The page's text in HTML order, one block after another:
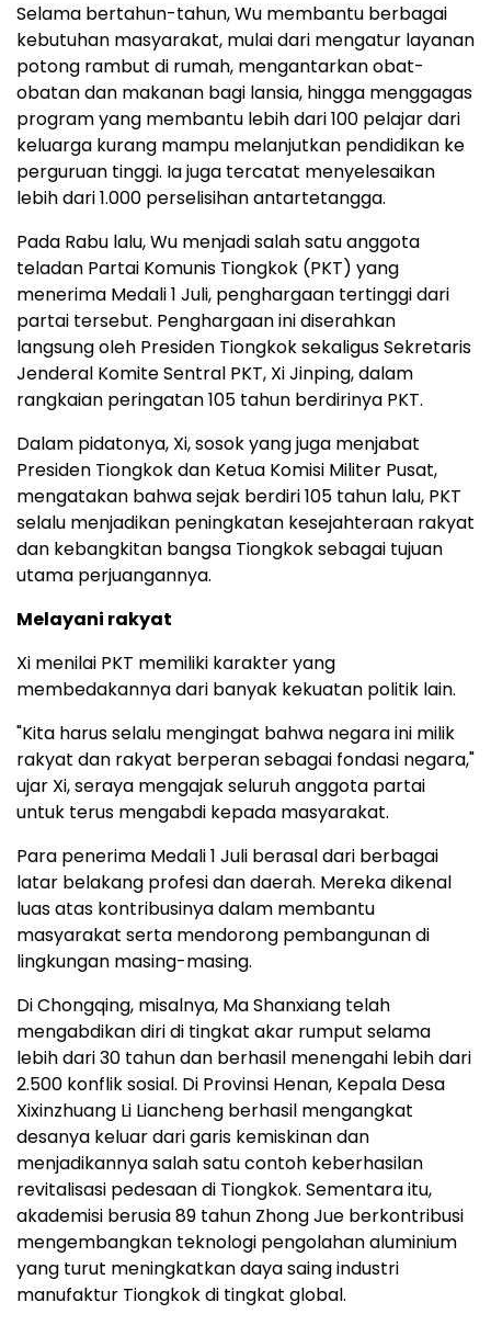
Selama bertahun-tahun, Wu membantu berbagai
kebutuhan masyarakat, mulai dari mengatur layanan
potong rambut di rumah, mengantarkan obat-
obatan dan makanan bagi lansia, hingga menggagas
program yang membantu lebih dari 100 pelajar dari
keluarga kurang mampu melanjutkan pendidikan ke
perguruan tinggi. Ia juga tercatat menyelesaikan
lebih dari 1.000 perselisihan antartetangga.
Pada Rabu lalu, Wu menjadi salah satu anggota
teladan Partai Komunis Tiongkok (PKT) yang
menerima Medali 1 Juli, penghargaan tertinggi dari
partai tersebut. Penghargaan ini diserahkan
langsung oleh Presiden Tiongkok sekaligus Sekretaris
Jenderal Komite Sentral PKT, Xi Jinping, dalam
rangkaian peringatan 105 tahun berdirinya PKT.
Dalam pidatonya, Xi, sosok yang juga menjabat
Presiden Tiongkok dan Ketua Komisi Militer Pusat,
mengatakan bahwa sejak berdiri 105 tahun lalu, PKT
selalu menjadikan peningkatan kesejahteraan rakyat
dan kebangkitan bangsa Tiongkok sebagai tujuan
utama perjuangannya.
Melayani rakyat
Xi menilai PKT memiliki karakter yang
membedakannya dari banyak kekuatan politik lain.
"Kita harus selalu mengingat bahwa negara ini milik
rakyat dan rakyat berperan sebagai fondasi negara,"
ujar Xi, seraya mengajak seluruh anggota partai
untuk terus mengabdi kepada masyarakat.
Para penerima Medali 1 Juli berasal dari berbagai
latar belakang profesi dan daerah. Mereka dikenal
luas atas kontribusinya dalam membantu
masyarakat serta mendorong pembangunan di
lingkungan masing-masing.
Di Chongqing, misalnya, Ma Shanxiang telah
mengabdikan diri di tingkat akar rumput selama
lebih dari 30 tahun dan berhasil menengahi lebih dari
2.500 konflik sosial. Di Provinsi Henan, Kepala Desa
Xixinzhuang Li Liancheng berhasil mengangkat
desanya keluar dari garis kemiskinan dan
menjadikannya salah satu contoh keberhasilan
revitalisasi pedesaan di Tiongkok. Sementara itu,
akademisi berusia 89 tahun Zhong Jue berkontribusi
mengembangkan teknologi pengolahan aluminium
yang turut meningkatkan daya saing industri
manufaktur Tiongkok di tingkat global.